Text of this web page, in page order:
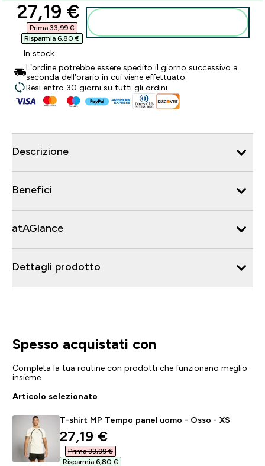
discounted price
27,19 €‎
Prima 33,99 €‎
Risparmia 6,80 €‎
In stock
L’ordine potrebbe essere spedito il giorno successivo a
seconda dell’orario in cui viene effettuato.
Resi entro 30 giorni su tutti gli ordini
Descrizione
Benefici
atAGlance
Dettagli prodotto
Spesso acquistati con
Completa la tua routine con prodotti che funzionano meglio
insieme
Articolo selezionato
T-shirt MP Tempo panel uomo - Osso - XS
discounted price
27,19 €‎
Prima 33,99 €‎
Risparmia 6,80 €‎